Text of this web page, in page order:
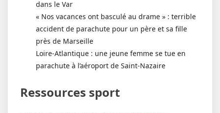
dans le Var
« Nos vacances ont basculé au drame » : terrible
accident de parachute pour un père et sa fille
près de Marseille
Loire-Atlantique : une jeune femme se tue en
parachute à l’aéroport de Saint-Nazaire
Ressources sport